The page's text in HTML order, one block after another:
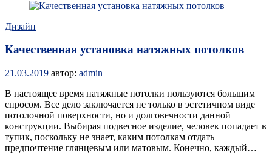
Дизайн
Качественная установка натяжных потолков
21.03.2019 автор: admin
В настоящее время натяжные потолки пользуются большим
спросом. Все дело заключается не только в эстетичном виде
потолочной поверхности, но и долговечности данной
конструкции. Выбирая подвесное изделие, человек попадает в
тупик, поскольку не знает, каким потолкам отдать
предпочтение глянцевым или матовым. Конечно, каждый…